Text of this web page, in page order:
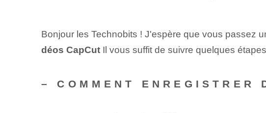
Bonjour les Technobits ! J'espère que vous passez
déos CapCutIl vous suffit de suivre quelques
– COMMENT ENREGISTRER